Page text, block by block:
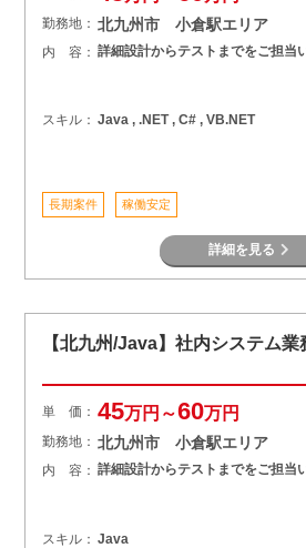
勤務地： 北九州市 小倉駅エリア
内 容： 詳細設計からテストまでをご担当
スキル： Java , .NET , C# , VB.NET
長期案件 稼働安定
詳細を見る
【北九州/Java】社内システム業
単 価： 45万円～60万円
勤務地： 北九州市 小倉駅エリア
内 容： 詳細設計からテストまでをご担当
スキル： Java